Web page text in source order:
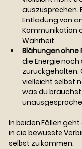
auszusprechen.
Entladung von
Kommunikation
Wahrheit.
Blähungen ohne
die Energie noch
zurückgehalten.
vielleicht selbst
was du
In beiden Fällen
in die bewusste
selbst zu kommen.